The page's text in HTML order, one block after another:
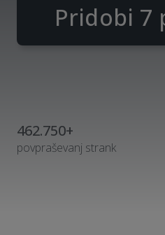
Pridobi 7
462.750+
povpraševanj strank